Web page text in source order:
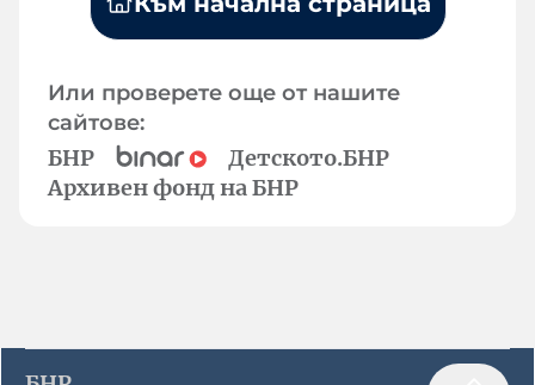
Или проверете още от нашите
сайтове:
БНР
Детското.БНР
Архивен фонд на БНР